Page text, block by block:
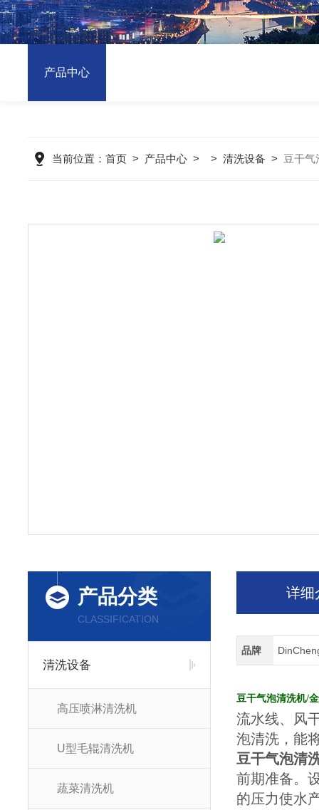
产品中心
当前位置： 首页 > 产品中心 > > 清洗设备 > 豆干气
产品分类
CLASSIFICATION
清洗设备
高压喷淋清洗机
U型毛辊清洗机
蔬菜清洗机
详细
品牌
豆干气泡清洗机/
流水线、风
泡清洗，能
豆干气泡清
前期准备。
的压力使水